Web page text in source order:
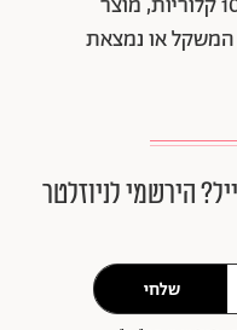
או נמצאת
הירשמי לניוזלטר
שלחי